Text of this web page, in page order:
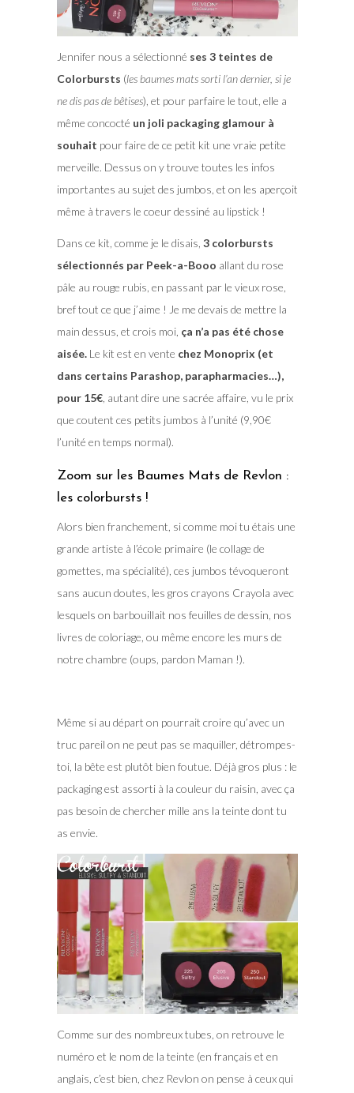
Jennifer nous a sélectionné ses 3 teintes de
Colorbursts (les baumes mats sorti l’an dernier, si je
ne dis pas de bêtises), et pour parfaire le tout, elle a
même concocté un joli packaging glamour à
souhait pour faire de ce petit kit une vraie petite
merveille. Dessus on y trouve toutes les infos
importantes au sujet des jumbos, et on les aperçoit
même à travers le coeur dessiné au lipstick !
Dans ce kit, comme je le disais, 3 colorbursts
sélectionnés par Peek-a-Booo allant du rose
pâle au rouge rubis, en passant par le vieux rose,
bref tout ce que j’aime ! Je me devais de mettre la
main dessus, et crois moi, ça n’a pas été chose
aisée.Le kit est en vente chez Monoprix (et
dans certains Parashop, parapharmacies…),
pour 15€, autant dire une sacrée affaire, vu le prix
que coutent ces petits jumbos à l’unité (9,90€
l’unité en temps normal).
Zoom sur les Baumes Mats de Revlon :
les colorbursts !
Alors bien franchement, si comme moi tu étais une
grande artiste à l’école primaire (le collage de
gomettes, ma spécialité), ces jumbos tévoqueront
sans aucun doutes, les gros crayons Crayola avec
lesquels on barbouillait nos feuilles de dessin, nos
livres de coloriage, ou même encore les murs de
notre chambre (oups, pardon Maman !).
Même si au départ on pourrait croire qu’avec un
truc pareil on ne peut pas se maquiller, détrompes-
toi, la bête est plutôt bien foutue. Déjà gros plus : le
packaging est assorti à la couleur du raisin, avec ça
pas besoin de chercher mille ans la teinte dont tu
as envie.
Comme sur des nombreux tubes, on retrouve le
numéro et le nom de la teinte (en français et en
anglais, c’est bien, chez Revlon on pense à ceux qui